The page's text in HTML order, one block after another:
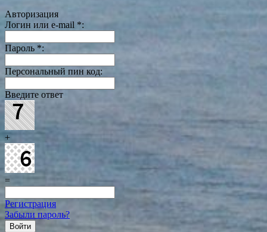
Авторизация
Логин или e-mail *:
Пароль *:
Персональный пин код:
Введите ответ
+
=
Регистрация
Забыли пароль?